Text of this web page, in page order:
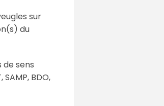
sur
du
sens
BDO,